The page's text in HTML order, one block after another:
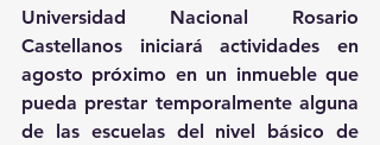
Universidad Nacional Rosario
Castellanos iniciará actividades en
agosto próximo en un inmueble que
pueda prestar temporalmente alguna
de las escuelas del nivel básico de